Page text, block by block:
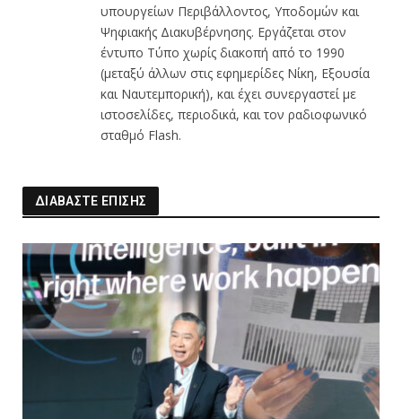
υπουργείων Περιβάλλοντος, Υποδομών και
Ψηφιακής Διακυβέρνησης. Εργάζεται στον
έντυπο Τύπο χωρίς διακοπή από το 1990
(μεταξύ άλλων στις εφημερίδες Νίκη, Εξουσία
και Ναυτεμπορική), και έχει συνεργαστεί με
ιστοσελίδες, περιοδικά, και τον ραδιοφωνικό
σταθμό Flash.
ΔΙΑΒΑΣΤΕ ΕΠΙΣΗΣ